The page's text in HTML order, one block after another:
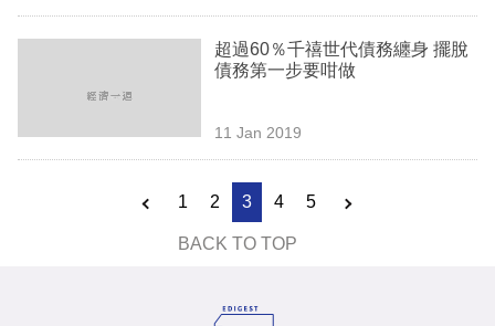
超過60％千禧世代債務纏身 擺脫
債務第一步要咁做
11 Jan 2019
1 2 3 4 5
BACK TO TOP